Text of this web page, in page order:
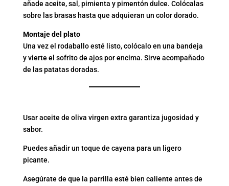
añade aceite, sal, pimienta y pimentón dulce. Colócalas
sobre las brasas hasta que adquieran un color dorado.
Montaje del plato
Una vez el rodaballo esté listo, colócalo en una bandeja
y vierte el sofrito de ajos por encima. Sirve acompañado
de las patatas doradas.
Usar aceite de oliva virgen extra garantiza jugosidad y
sabor.
Puedes añadir un toque de cayena para un ligero
picante.
Asegúrate de que la parrilla esté bien caliente antes de